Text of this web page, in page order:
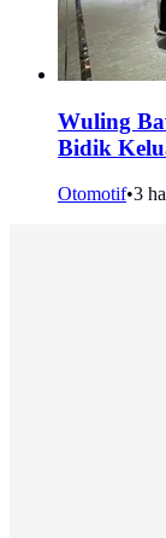
Wuling
Bidik
Otomotif•3